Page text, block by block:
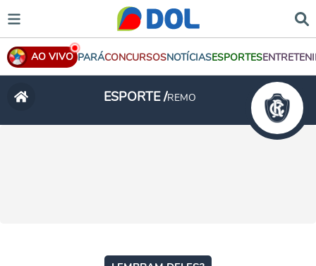
AO VIVO PARÁCONCURSOSNOTÍCIASESPORTES
ESPORTE /REMO